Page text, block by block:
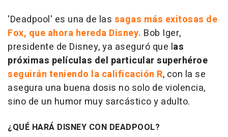
'Deadpool' es una de las sagas más exitosas de
Fox, que ahora hereda Disney. Bob Iger,
presidente de Disney, ya aseguró que las
próximas películas del particular superhéroe
seguirán teniendo la calificación R, con la se
asegura una buena dosis no solo de violencia,
sino de un humor muy sarcástico y adulto.
¿QUÉ HARÁ DISNEY CON DEADPOOL?